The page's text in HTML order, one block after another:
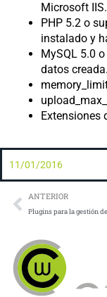
Microsoft IIS.
PHP 5.2 o
instalado y
MySQL 5.0
datos creada.
Extensiones
11/01/2016
Prev
ANTERIOR